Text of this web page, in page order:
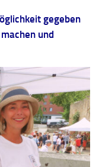
gegeben
und